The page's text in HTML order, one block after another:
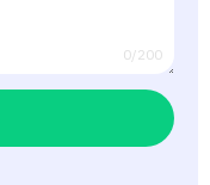
0/200